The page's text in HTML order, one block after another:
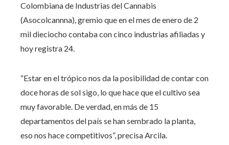
Colombiana de Industrias del Cannabis
(Asocolcannna), gremio que en el mes de enero de 2
mil dieciocho contaba con cinco industrias afiliadas y
hoy registra 24.
“Estar en el trópico nos da la posibilidad de contar con
doce horas de sol sigo, lo que hace que el cultivo sea
muy favorable. De verdad, en más de 15
departamentos del país se han sembrado la planta,
eso nos hace competitivos”, precisa Arcila.